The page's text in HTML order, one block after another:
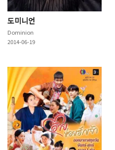
도미니언
Dominion
2014-06-19